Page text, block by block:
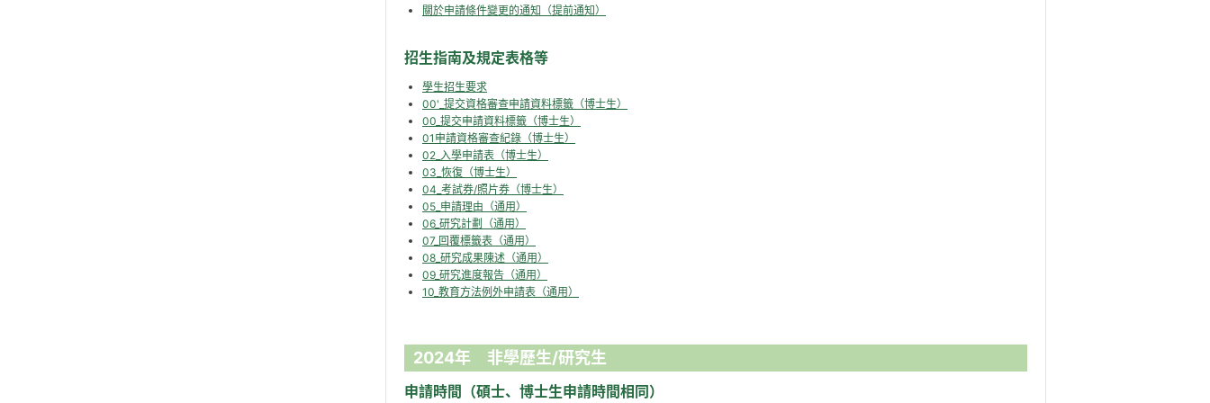
關於申請條件變更的通知（提前通知）
招生指南及規定表格等
學生招生要求
00'_提交資格審查申請資料標籤（博士生）
00_提交申請資料標籤（博士生）
01申請資格審查紀錄（博士生）
02_入學申請表（博士生）
03_恢復（博士生）
04_考試券/照片券（博士生）
05_申請理由（通用）
06_研究計劃（通用）
07_回覆標籤表（通用）
08_研究成果陳述（通用）
09_研究進度報告（通用）
10_教育方法例外申請表（通用）
2024年 非學歷生/研究生
申請時間（碩士、博士生申請時間相同）